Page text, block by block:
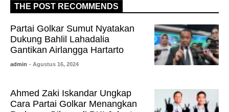
THE POST RECOMMENDS
Partai Golkar Sumut Nyatakan
Dukung Bahlil Lahadalia
Gantikan Airlangga Hartarto
admin - Agustus 16, 2024
Ahmed Zaki Iskandar Ungkap
Cara Partai Golkar Menangkan